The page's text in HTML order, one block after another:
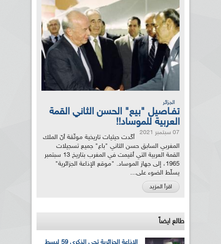
الجزائر
تفـاصيل "بيع" الحسن الثاني القمة
العربية للموساد!!
07 سبتمبر 2021
أكّدت حيثيات تاريخية موثّقة أنّ الملك
المغربي السابق حسن الثاني "باع" جميع تسجيلات
القمة العربية التي أقيمت في المغرب بتاريخ 13 سبتمبر
1965، إلى جهاز الموساد. "موقع الإذاعة الجزائرية"
يسلّط الضوء على...
اقرأ المزيد
طالع ايضاً